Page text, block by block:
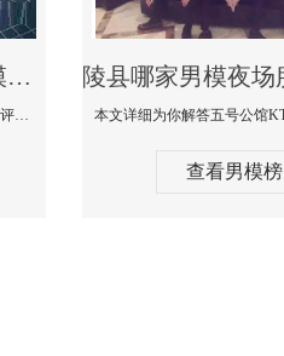
陵县那个KTV酒吧找男模帅哥男妓多-普罗旺斯KTV真实口碑点评
本文详细为你解答普罗旺斯消费价格点评，更多关于那个KTV酒吧找男模帅哥最多免费咨询1333 867 6881微信同步！
查看男模榜